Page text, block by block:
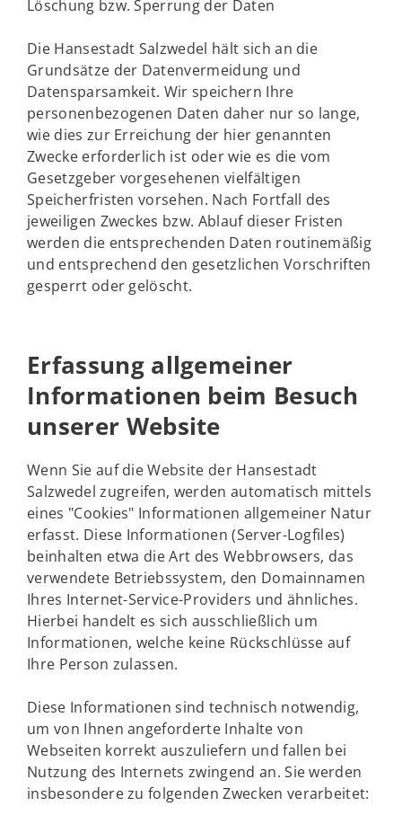
Löschung bzw. Sperrung der Daten
Die Hansestadt Salzwedel hält sich an die
Grundsätze der Datenvermeidung und
Datensparsamkeit. Wir speichern Ihre
personenbezogenen Daten daher nur so lange,
wie dies zur Erreichung der hier genannten
Zwecke erforderlich ist oder wie es die vom
Gesetzgeber vorgesehenen vielfältigen
Speicherfristen vorsehen. Nach Fortfall des
jeweiligen Zweckes bzw. Ablauf dieser Fristen
werden die entsprechenden Daten routinemäßig
und entsprechend den gesetzlichen Vorschriften
gesperrt oder gelöscht.
Erfassung allgemeiner
Informationen beim Besuch
unserer Website
Wenn Sie auf die Website der Hansestadt
Salzwedel zugreifen, werden automatisch mittels
eines "Cookies" Informationen allgemeiner Natur
erfasst. Diese Informationen (Server-Logfiles)
beinhalten etwa die Art des Webbrowsers, das
verwendete Betriebssystem, den Domainnamen
Ihres Internet-Service-Providers und ähnliches.
Hierbei handelt es sich ausschließlich um
Informationen, welche keine Rückschlüsse auf
Ihre Person zulassen.
Diese Informationen sind technisch notwendig,
um von Ihnen angeforderte Inhalte von
Webseiten korrekt auszuliefern und fallen bei
Nutzung des Internets zwingend an. Sie werden
insbesondere zu folgenden Zwecken verarbeitet: